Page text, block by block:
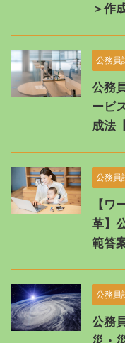
＞作
公務員
公務
ービ
成法
公務員
【ワ
革】
範答
公務員
公務